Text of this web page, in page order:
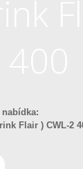
Flair ) CWL-2